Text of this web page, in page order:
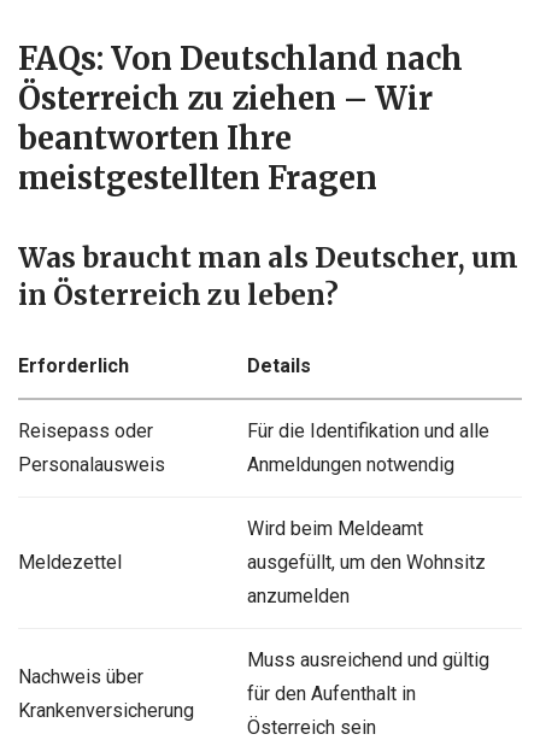
FAQs: Von Deutschland nach
Österreich zu ziehen – Wir
beantworten Ihre
meistgestellten Fragen
Was braucht man als Deutscher, um
in Österreich zu leben?
Erforderlich Details
Reisepass oder
Personalausweis
Für die Identifikation und alle
Anmeldungen notwendig
Meldezettel
Wird beim Meldeamt
ausgefüllt, um den Wohnsitz
anzumelden
Nachweis über
Krankenversicherung
Muss ausreichend und gültig
für den Aufenthalt in
Österreich sein